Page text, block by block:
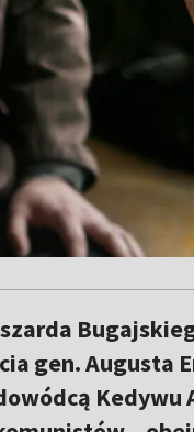
gen. Augusta
Kedywu